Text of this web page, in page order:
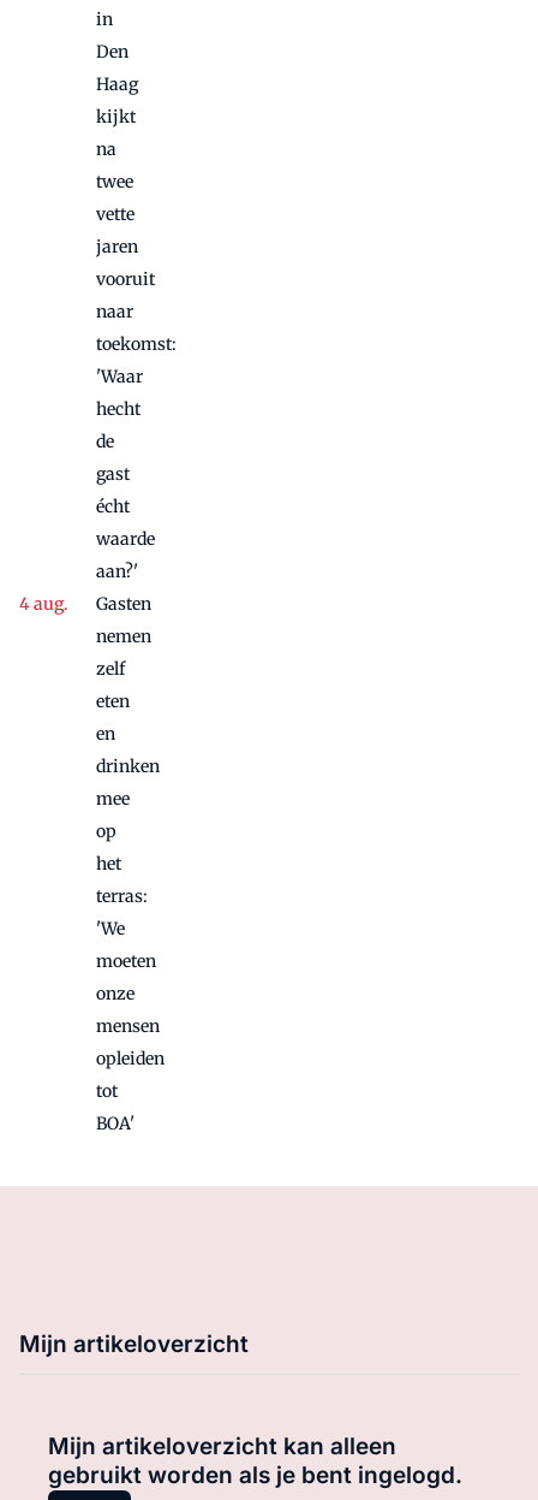
in
Den
Haag
kijkt
na
twee
vette
jaren
vooruit
naar
toekomst:
'Waar
hecht
de
gast
écht
waarde
aan?'
Gasten
nemen
zelf
eten
en
drinken
mee
op
het
terras:
'We
moeten
onze
mensen
opleiden
tot
BOA'
Mijn artikeloverzicht
Mijn artikeloverzicht kan alleen
gebruikt worden als je bent ingelogd.